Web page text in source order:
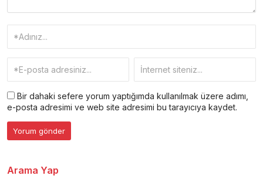
Bir dahaki sefere yorum yaptığımda kullanılmak üzere adımı,
e-posta adresimi ve web site adresimi bu tarayıcıya kaydet.
Arama Yap